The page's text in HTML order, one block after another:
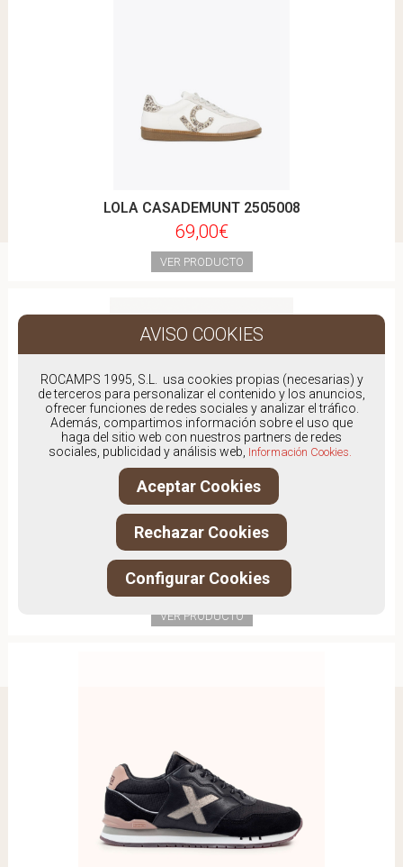
LOLA CASADEMUNT 2505008
69,00€
VER PRODUCTO
THE HOFF OF BRAND 12661023
79,00€
VER PRODUCTO
ROCAMPS 1995, S.L. usa cookies propias (necesarias) y
de terceros para personalizar el contenido y los anuncios,
ofrecer funciones de redes sociales y analizar el tráfico.
Además, compartimos información sobre el uso que
haga del sitio web con nuestros partners de redes
sociales, publicidad y análisis web, Información Cookies.
Aceptar Cookies
Rechazar Cookies
Configurar Cookies